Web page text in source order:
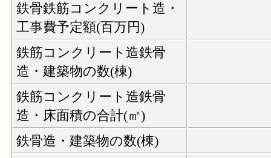
鉄骨鉄筋コンクリート造・
工事費予定額(百万円)
鉄筋コンクリート造鉄骨
造・建築物の数(棟)
鉄筋コンクリート造鉄骨
造・床面積の合計(㎡)
鉄骨造・建築物の数(棟)